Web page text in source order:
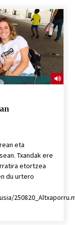
egindako saio
Bilboko
jaialdia
eta
Txandak ere
etortzea
du urtero